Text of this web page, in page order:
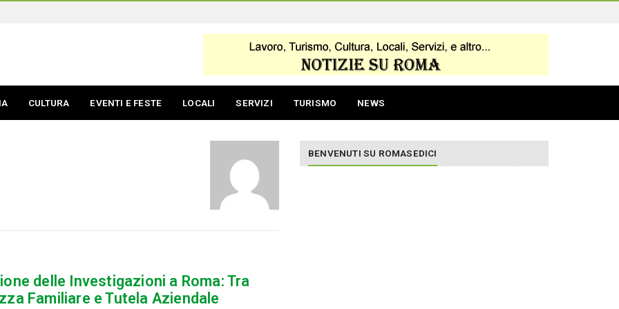
CULTURA EVENTI E FESTE LOCALI SERVIZI TURISMO NEWS
delle Investigazioni a Roma: Tra
Familiare e Tutela Aziendale
BENVENUTI SU ROMASEDICI